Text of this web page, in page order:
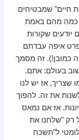
חיים" שמבטיחים
כמה מהם באמת
יודעים שקורות
איפה עבדתם
כמובן!). זה מסמך
בעולם: אתם.
שצריך, אז יש לנו
את זה. להפוך
אז אם נמאס
רק "שלחנו את
ל"תשכח